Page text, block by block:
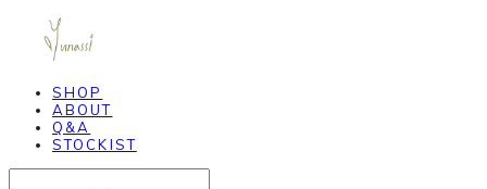
SHOP
ABOUT
Q&A
STOCKIST